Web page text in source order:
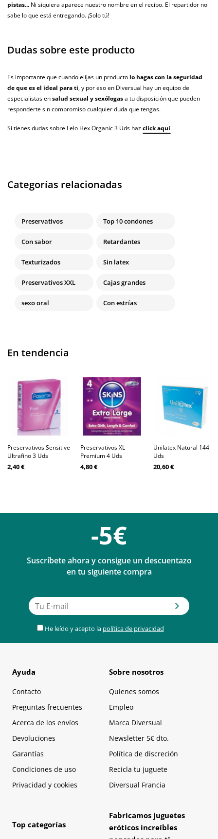
pistas... Ni siquiera aparece nuestro nombre en el recibo. El repartidor no
sabe lo que está entregando. ¡Solo tú!
Dudas sobre este producto
Es importante que cuando elijas un producto lo hagas con la seguridad
de que es el ideal para ti, y por eso en Diversual hay un equipo de
especialistas ensalud sexual y sexólogasa tu disposición que pueden
responderte sin compromiso cualquier duda que tengas.
Si tienes dudas sobre Lelo Hex Organic 3 Uds hazclick aquí.
Categorías relacionadas
Preservativos Top 10 condones
Con sabor Retardantes
Texturizados Sin latex
Preservativos XXL Cajas grandes
sexo oral Con estrías
En tendencia
Preservativos Sensitive
Ultrafino 3 Uds
2,40 €
Preservativos XL
Premium 4 Uds
4,80 €
Unilatex Natural 144
Uds
20,60 €
-5€
Suscríbete ahora y consigue un descuentazo
en tu siguiente compra
He leído y acepto la política de privacidad
Ayuda
Contacto
Preguntas frecuentes
Acerca de los envíos
Devoluciones
Garantías
Condiciones de uso
Privacidad y cookies
Sobre nosotros
Quienes somos
Empleo
Marca Diversual
Newsletter 5€ dto.
Política de discreción
Recicla tu juguete
Diversual Francia
Top categorías
Fabricamos juguetes
eróticos increíbles